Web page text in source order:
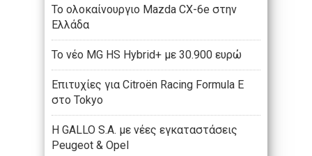
Το ολοκαίνουργιο Mazda CX-6e στην
Ελλάδα
Το νέο MG HS Hybrid+ με 30.900 ευρώ
Επιτυχίες για Citroën Racing Formula E
στο Tokyo
Η GALLO S.A. με νέες εγκαταστάσεις
Peugeot & Opel